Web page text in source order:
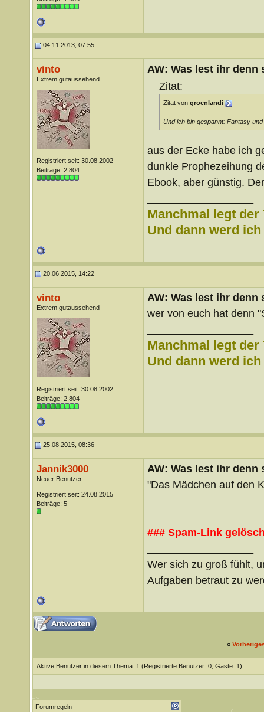
04.11.2013, 07:55
vinto
Extrem gutaussehend
Registriert seit: 30.08.2002
Beiträge: 2.804
AW: Was lest ihr denn
Zitat:
Zitat von groenlandi
Und ich bin gespannt: Fantasy
aus der Ecke habe ich
dunkle Prophezeihung
Ebook, aber günstig.
Manchmal legt
Und dann werd
20.06.2015, 14:22
vinto
Extrem gutaussehend
Registriert seit: 30.08.2002
Beiträge: 2.804
AW: Was lest ihr denn
wer von euch hat denn
Manchmal legt
Und dann werd
25.08.2015, 08:36
Jannik3000
Neuer Benutzer
Registriert seit: 24.08.2015
Beiträge: 5
AW: Was lest ihr denn
"Das Mädchen auf den
### Spam-Link
Wer sich zu groß fühlt,
Aufgaben betraut zu
«
Aktive Benutzer in diesem Thema: 1 (Registrierte Benutzer: 0, Gäste: 1)
Forumregeln